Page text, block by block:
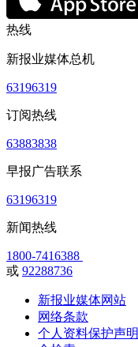
热线
新报业媒体总机
63196319
订阅热线
63883838
早报广告联系
63196319
新闻热线
1800-7416388
或 92288736
新报业媒体网站
网络条款
个人资料保护声明